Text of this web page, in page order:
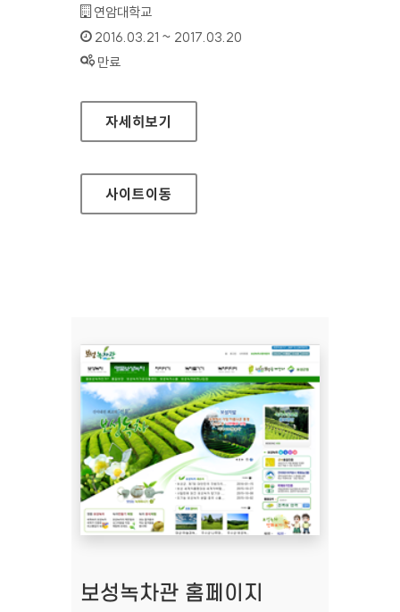
기관명 :
연암대학교
인증기간 :
2016.03.21 ~ 2017.03.20
상태 :
만료
연암대학교 홈페이지
자세히보기
사이트이동
보성녹차관 홈페이지